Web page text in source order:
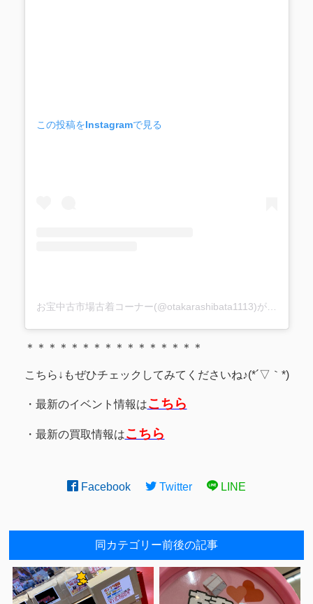
この投稿をInstagramで見る
お宝中古市場古着コーナー(@otakarashibata1113)がシェアした投稿
＊＊＊＊＊＊＊＊＊＊＊＊＊＊＊＊
こちら↓もぜひチェックしてみてくださいね♪(*´▽｀*)
・最新のイベント情報はこちら
・最新の買取情報はこちら
Facebook Twitter LINE
同カテゴリー前後の記事